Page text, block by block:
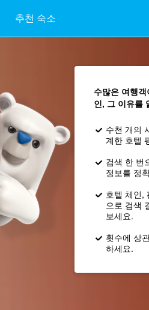
추천 숙소
수많은 여행
인, 그 이유를
수천 개의
계한 호텔
검색 한 번
정보를 정
호텔 체인,
으로 검색
보세요.
횟수에 상
하세요.